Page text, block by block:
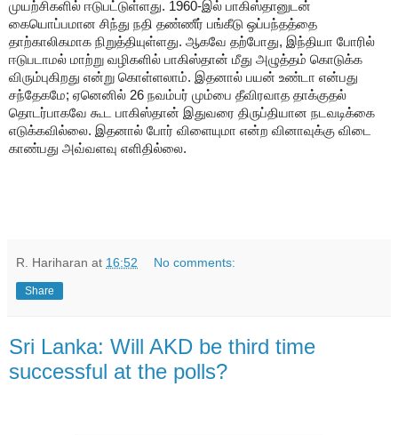
முயற்சிகளில் ஈடுபட்டுள்ளது. 1960-இல் பாகிஸ்தானுடன்
கையொப்பமான சிந்து நதி தண்ணீர் பங்கீடு ஒப்பந்தத்தை
தாற்காலிகமாக நிறுத்தியுள்ளது. ஆகவே தற்போது, இந்தியா போரில்
ஈடுபடாமல் மாற்று வழிகளில் பாகிஸ்தான் மீது அழுத்தம் கொடுக்க
விரும்புகிறது என்று கொள்ளலாம். இதனால் பயன் உண்டா என்பது
சந்தேகமே; ஏனெனில் 26 நவம்பர் மும்பை தீவிரவாத தாக்குதல்
தொடர்பாகவே கூட பாகிஸ்தான் இதுவரை திருப்தியான நடவடிக்கை
எடுக்கவில்லை. இதனால் போர் விளையுமா என்ற வினாவுக்கு விடை
காண்பது அவ்வளவு எளிதில்லை.
R. Hariharan at 16:52 No comments:
Share
Sri Lanka: Will AKD be third time
successful at the polls?